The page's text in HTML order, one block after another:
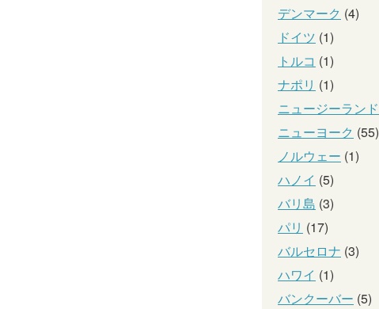
デンマーク (4)
ドイツ (1)
トルコ (1)
ナポリ (1)
ニュージーランド
ニューヨーク (55)
ノルウェー (1)
ハノイ (5)
バリ島 (3)
パリ (17)
バルセロナ (3)
ハワイ (1)
バンクーバー (5)